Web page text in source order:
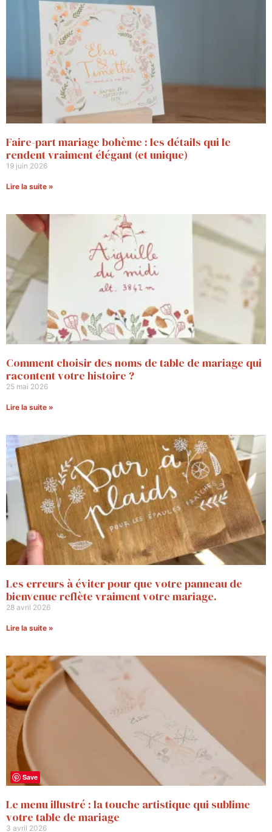
Faire-part mariage bohème : les détails qui le
rendent vraiment élégant (et unique)
19 juin 2026
Lire la suite »
Comment choisir des noms de table de mariage qui
racontent votre histoire ?
25 mai 2026
Lire la suite »
Les erreurs à éviter pour que votre panneau de
bienvenue reflète vraiment votre mariage.
28 avril 2026
Lire la suite »
Le menu illustré : la touche artistique qui sublime
votre table de mariage
3 avril 2026
Save